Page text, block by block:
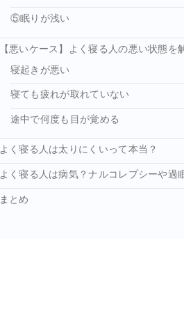
⑤眠りが浅い
【悪いケース】よく寝る人の悪い状態を
寝起きが悪い
寝ても疲れが取れていない
途中で何度も目が覚める
よく寝る人は太りにくいって本当？
よく寝る人は病気？ナルコレプシーや過
まとめ